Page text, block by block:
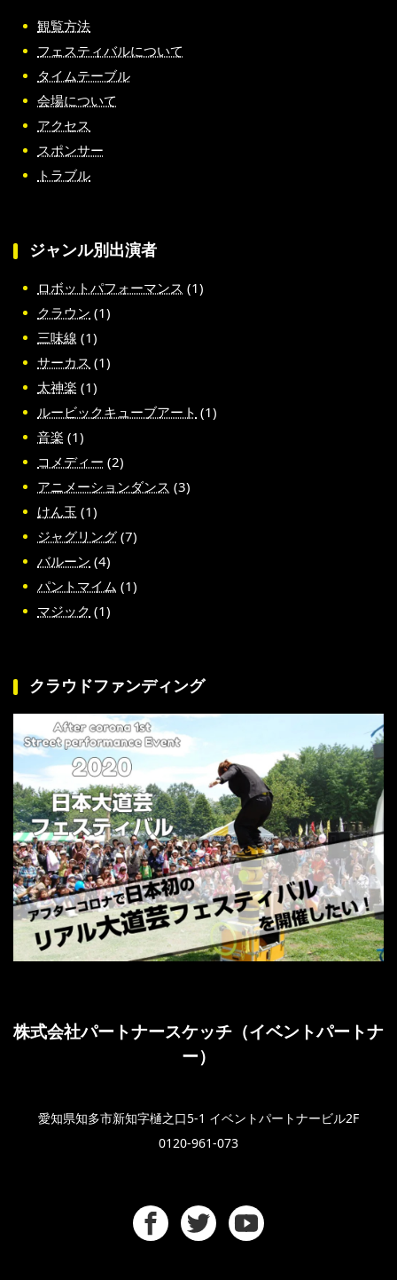
観覧方法
フェスティバルについて
タイムテーブル
会場について
アクセス
スポンサー
トラブル
ジャンル別出演者
ロボットパフォーマンス (1)
クラウン (1)
三味線 (1)
サーカス (1)
太神楽 (1)
ルービックキューブアート (1)
音楽 (1)
コメディー (2)
アニメーションダンス (3)
けん玉 (1)
ジャグリング (7)
バルーン (4)
パントマイム (1)
マジック (1)
クラウドファンディング
株式会社パートナースケッチ（イベントパートナ
ー）
愛知県知多市新知字樋之口5-1 イベントパートナービル2F
0120-961-073